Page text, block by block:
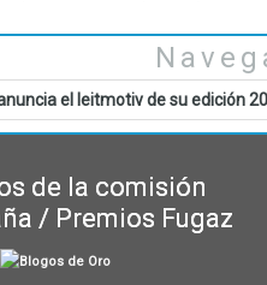
el leitmotiv de su edición
de la comisión
/ Premios Fugaz